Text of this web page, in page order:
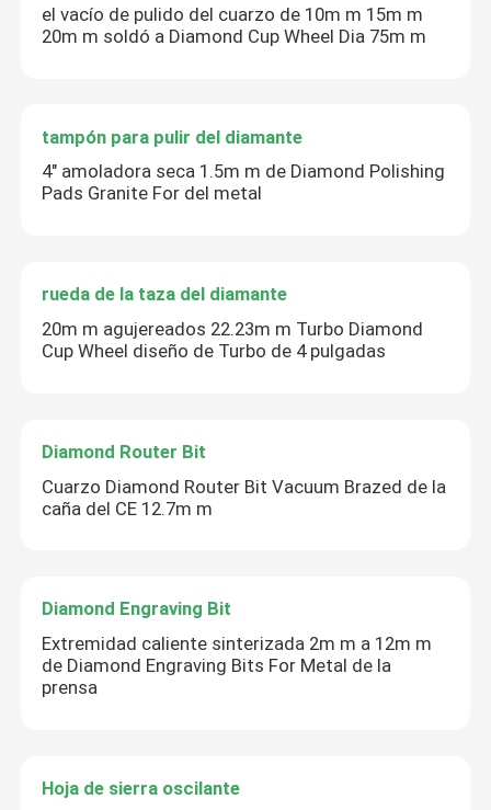
Deja un mensaje
el vacío de pulido del cuarzo de 10m m 15m m
20m m soldó a Diamond Cup Wheel Dia 75m m
tampón para pulir del diamante
4" amoladora seca 1.5m m de Diamond Polishing
Pads Granite For del metal
rueda de la taza del diamante
20m m agujereados 22.23m m Turbo Diamond
Cup Wheel diseño de Turbo de 4 pulgadas
Diamond Router Bit
Cuarzo Diamond Router Bit Vacuum Brazed de la
caña del CE 12.7m m
Diamond Engraving Bit
Extremidad caliente sinterizada 2m m a 12m m
de Diamond Engraving Bits For Metal de la
prensa
Hoja de sierra oscilante